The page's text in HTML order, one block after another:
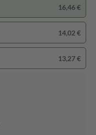
16,46 €
14,02 €
13,27 €